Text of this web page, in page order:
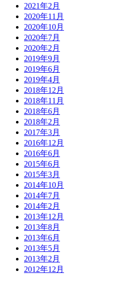
2021年2月
2020年11月
2020年10月
2020年7月
2020年2月
2019年9月
2019年6月
2019年4月
2018年12月
2018年11月
2018年6月
2018年2月
2017年3月
2016年12月
2016年6月
2015年6月
2015年3月
2014年10月
2014年7月
2014年2月
2013年12月
2013年8月
2013年6月
2013年5月
2013年2月
2012年12月